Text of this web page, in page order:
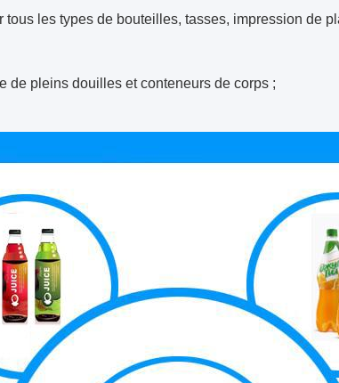
tous les types de bouteilles, tasses, impression de
de pleins douilles et conteneurs de corps ;